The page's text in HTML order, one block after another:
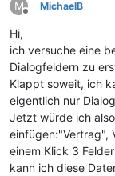
M
Offline
MichaelB
Hi,
ich versuche eine
Dialogfeldern zu
Klappt soweit, ich
eigentlich nur
Jetzt würde ich
einfügen:"Vertrag",
einem Klick 3
kann ich diese